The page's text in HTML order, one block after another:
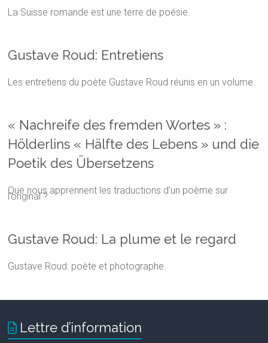
La Suisse romande est une terre de poésie.
Gustave Roud: Entretiens
Les entretiens du poète Gustave Roud réunis en un volume.
« Nachreife des fremden Wortes » :
Hölderlins « Hälfte des Lebens » und die
Poetik des Übersetzens
Que nous apprennent les traductions d’un poème sur
l’original ?
Gustave Roud: La plume et le regard
Gustave Roud: poète et photographe.
Lettre d’information